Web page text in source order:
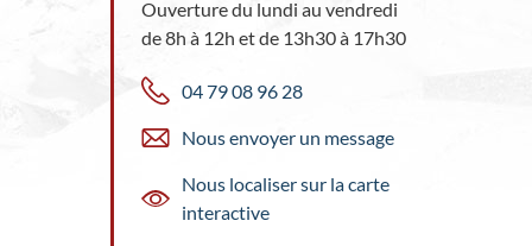
Ouverture du lundi au vendredi
de 8h à 12h et de 13h30 à 17h30
04 79 08 96 28
Nous envoyer un message
Nous localiser sur la carte
interactive